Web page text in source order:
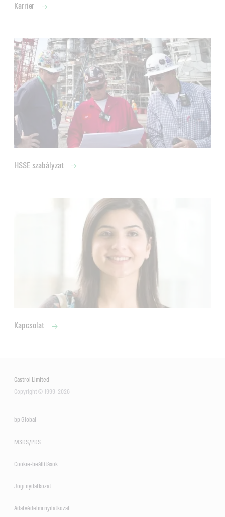
Karrier
HSSE szabályzat
Kapcsolat
Castrol Limited
Copyright © 1999–2026
bp Global
MSDS/PDS
Cookie-beállítások
Jogi nyilatkozat
Adatvédelmi nyilatkozat